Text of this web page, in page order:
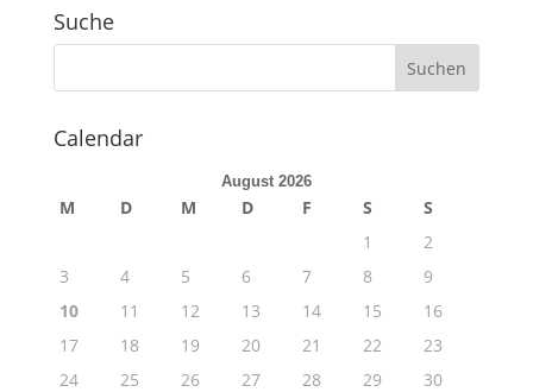
Suche
Calendar
August 2026
M D M D F S
S
1
2
3
4 5 6 7 8
9
10
11 12 13 14 15
16
17
18 19 20 21 22
23
24
25 26 27 28 29
30